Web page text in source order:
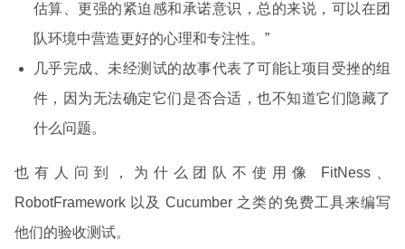
估算、更强的紧迫感和承诺意识，总的来说，可以在团
队环境中营造更好的心理和专注性。”
几乎完成、未经测试的故事代表了可能让项目受挫的组
件，因为无法确定它们是否合适，也不知道它们隐藏了
什么问题。
也有人问到，为什么团队不使用像 FitNess、
RobotFramework 以及 Cucumber 之类的免费工具来编写
他们的验收测试。